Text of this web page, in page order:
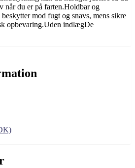
når du er på farten.Holdbar og
mod fugt og snavs, mens sikre
opbevaring.Uden indlægDe